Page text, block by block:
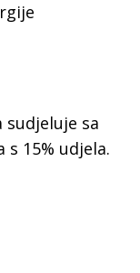
sudjeluje sa
s 15% udjela.